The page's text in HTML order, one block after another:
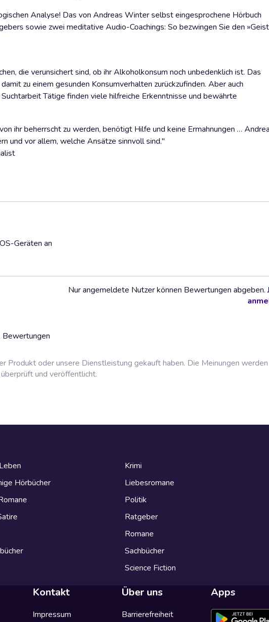
Analyse! Das von Andreas Winter selbst eingesprochene Hörbuch
sowie zwei meditative Audio-Coachings: So bezwingen Sie den
die verunsichert sind, ob ihr Alkoholkonsum noch unbedenklich ist. Das
zu einem gesunden Konsumverhalten zurückzufinden. Aber auch
Tätige finden viele hilfreiche Erkenntnisse und bewährte
ihr beherrscht zu werden, benötigt Hilfe und keine Ermahnungen …
und vor allem, welche Ansätze sinnvoll sind."
Geräten an
Bewertungen
Nur angemeldete Nutzer können Bewertungen abgeben.
Produkt oder unsere Dienstleistung gekauft haben. Die Meinungen werden
und veröffentlicht.
Hörbücher
Krimi
Liebesromane
Politik
Ratgeber
Romane
Sachbücher
Science Fiction
Kontakt
Impressum
Über uns
Barrierefreiheit
Apps